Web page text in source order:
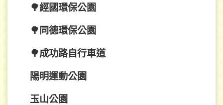
🌳經國環保公園
🌳同德環保公園
🌳成功路自行車道
陽明運動公園
玉山公園